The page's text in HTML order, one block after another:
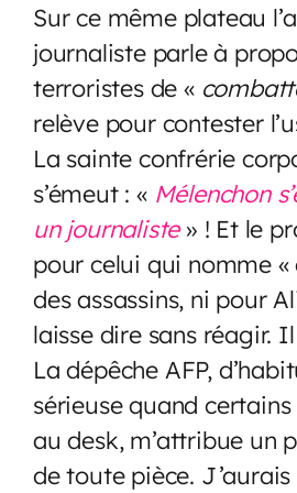
Sur ce même plateau
journaliste parle à
terroristes de «
relève pour contester
La sainte confrérie
s’émeut : « Mélenchon
un journaliste » ! Et le
pour celui qui nomme
des assassins, ni pour
laisse dire sans réagir.
La dépêche AFP,
sérieuse quand
au desk, m’attribue un
de toute pièce. J’aurais